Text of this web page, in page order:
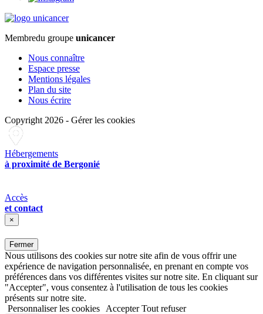
Membredu groupe unicancer
Nous connaître
Espace presse
Mentions légales
Plan du site
Nous écrire
Copyright 2026 - Gérer les cookies
Hébergements
à proximité de Bergonié
Accès
et contact
×
Fermer
Nous utilisons des cookies sur notre site afin de vous offrir une
expérience de navigation personnalisée, en prenant en compte vos
préférences dans vos différentes visites sur notre site. En cliquant sur
"Accepter", vous consentez à l'utilisation de tous les cookies
présents sur notre site.
Personnaliser les cookies
Accepter Tout refuser